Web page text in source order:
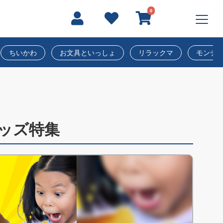
0
ちいかわ お文具といっしょ リラックマ モンチ
ズ特集